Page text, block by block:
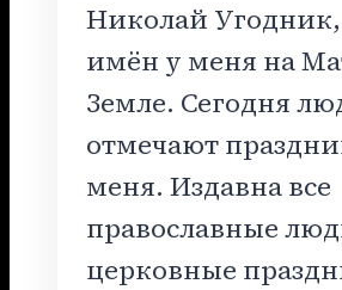
Николай Угодник,
имён у меня на
Земле. Сегодня
отмечают
меня. Издавна все
православные
церковные